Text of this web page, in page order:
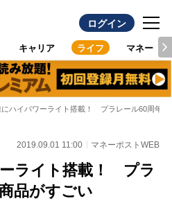
ログイン
キャリア ライフ マネー
にハイパワーライト搭載！ プラレール60周年記
2019.09.01 11:00 マネーポストWEB
ライト搭載！ プラ
品がすごい